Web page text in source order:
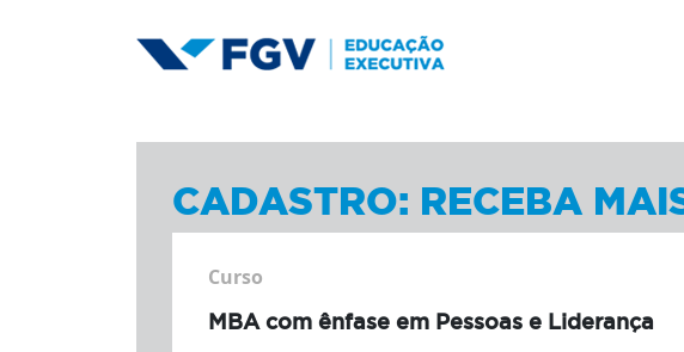
CADASTRO: RECEBA
Curso
MBA com ênfase em Pessoas e Liderança